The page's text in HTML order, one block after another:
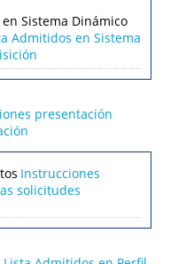
Sistema Dinámico
Admitidos en Sistema
presentación
Instrucciones
solicitudes